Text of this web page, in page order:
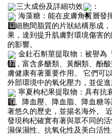
三大成份及詳細功效
：
海藻糖：能在皮膚角質層發
層細胞間脂質的片狀結構形成
果，達到提升肌膚對環境傷害
的影響。
金釷石斛莖提取物：被譽為
物，富含多醣類、黃酮類、酚
膚健康有著重要作用。 它們可
外部環境中的氧化壓力，並促進
寧夏枸杞果提取物：具有抗
射、降血壓、降血脂、降血糖
著悠久的歷史，並揚名海外。
發現枸杞確實有著與眾不同的
濕保濕性、抗氧化性及美白活性